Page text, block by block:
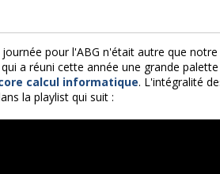
pour l'ABG n'était autre que notre
qui a réuni cette année une grande
calcul informatique. L'intégralité
la playlist qui suit :